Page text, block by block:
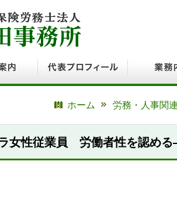
ホーム
労務・人事関
女性従業員 労働者性を認め